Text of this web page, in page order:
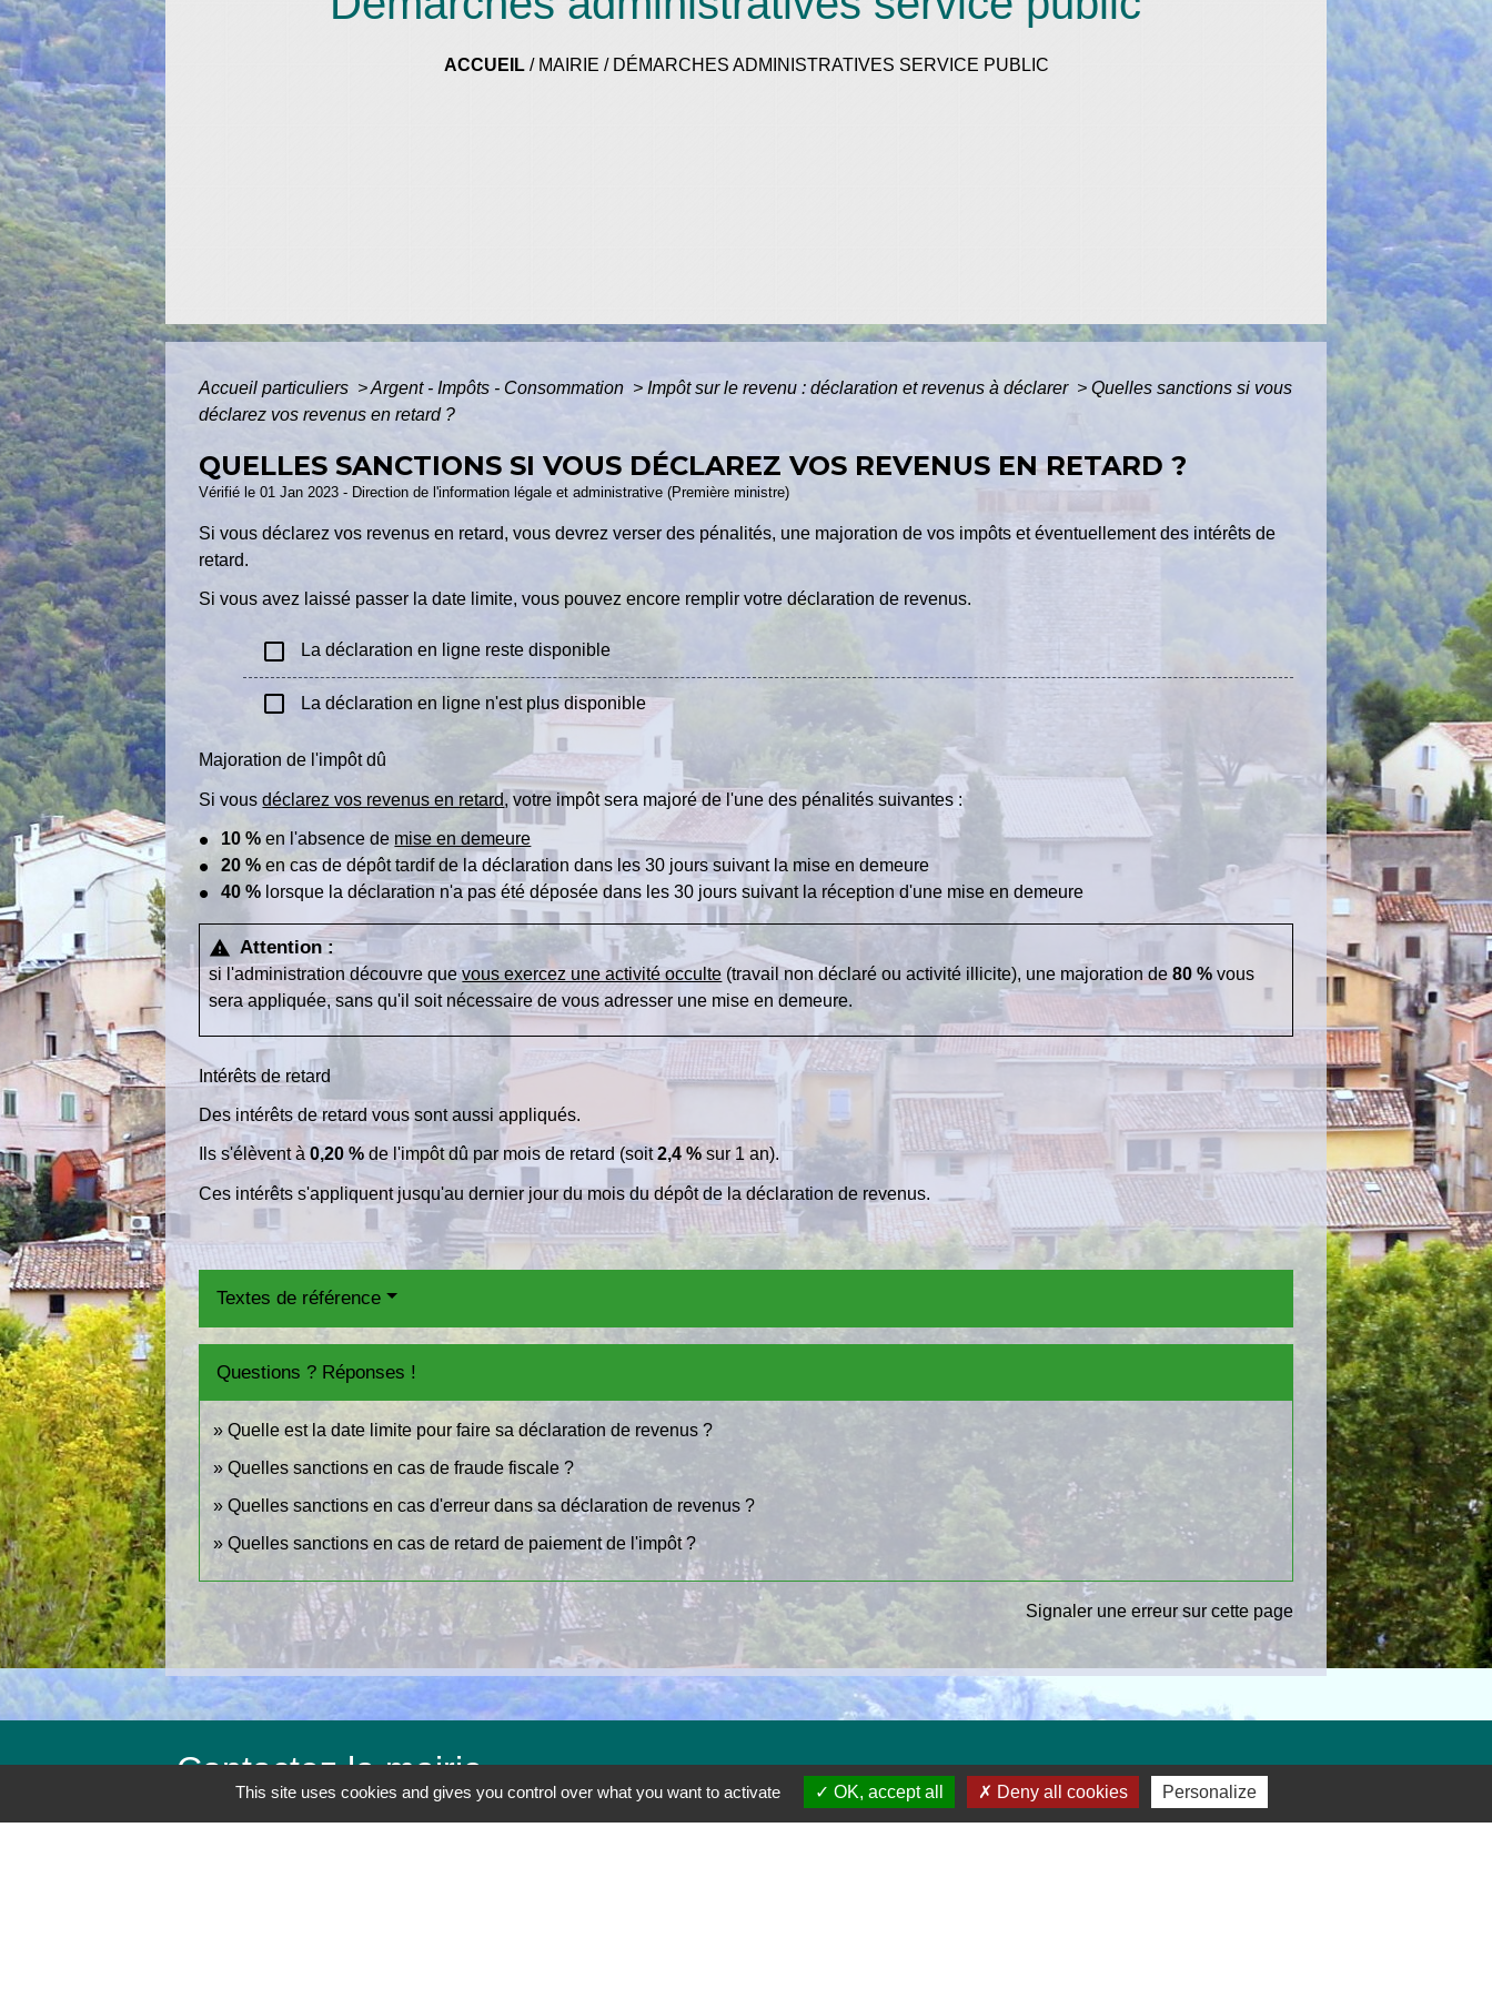
ACCUEIL/ MAIRIE / DÉMARCHES ADMINISTRATIVES SERVICE PUBLIC
Accueil particuliers > Argent - Impôts - Consommation > Impôt sur le revenu : déclaration et revenus à déclarer > Quelles sanctions si vous
déclarez vos revenus en retard ?
QUELLES SANCTIONS SI VOUS DÉCLAREZ VOS REVENUS EN RETARD ?
Vérifié le 01 Jan 2023 - Direction de l'information légale et administrative (Première ministre)
Si vous déclarez vos revenus en retard, vous devrez verser des pénalités, une majoration de vos impôts et éventuellement des intérêts de
retard.
Si vous avez laissé passer la date limite, vous pouvez encore remplir votre déclaration de revenus.
check_box_outline_blank La déclaration en ligne reste disponible
check_box_outline_blank La déclaration en ligne n'est plus disponible
Majoration de l'impôt dû
Si vousdéclarez vos revenus en retard, votre impôt sera majoré de l'une des pénalités suivantes :
10 % en l'absence de mise en demeure
20 % en cas de dépôt tardif de la déclaration dans les 30 jours suivant la mise en demeure
40 % lorsque la déclaration n'a pas été déposée dans les 30 jours suivant la réception d'une mise en demeure
warning Attention :
si l'administration découvre quevous exercez une activité occulte (travail non déclaré ou activité illicite), une majoration de80 % vous
sera appliquée, sans qu'il soit nécessaire de vous adresser une mise en demeure.
Intérêts de retard
Des intérêts de retard vous sont aussi appliqués.
Ils s'élèvent à0,20 % de l'impôt dû par mois de retard (soit2,4 %sur 1 an).
Ces intérêts s'appliquent jusqu'au dernier jour du mois du dépôt de la déclaration de revenus.
Textes de référence
Questions ? Réponses !
Quelle est la date limite pour faire sa déclaration de revenus ?
Quelles sanctions en cas de fraude fiscale ?
Quelles sanctions en cas d'erreur dans sa déclaration de revenus ?
Quelles sanctions en cas de retard de paiement de l'impôt ?
Signaler une erreur sur cette page
Contactez la mairie
Commune du Revest-les-Eaux
This site uses cookies and gives you control over what you want to activate OK, accept all Deny all cookies Personalize